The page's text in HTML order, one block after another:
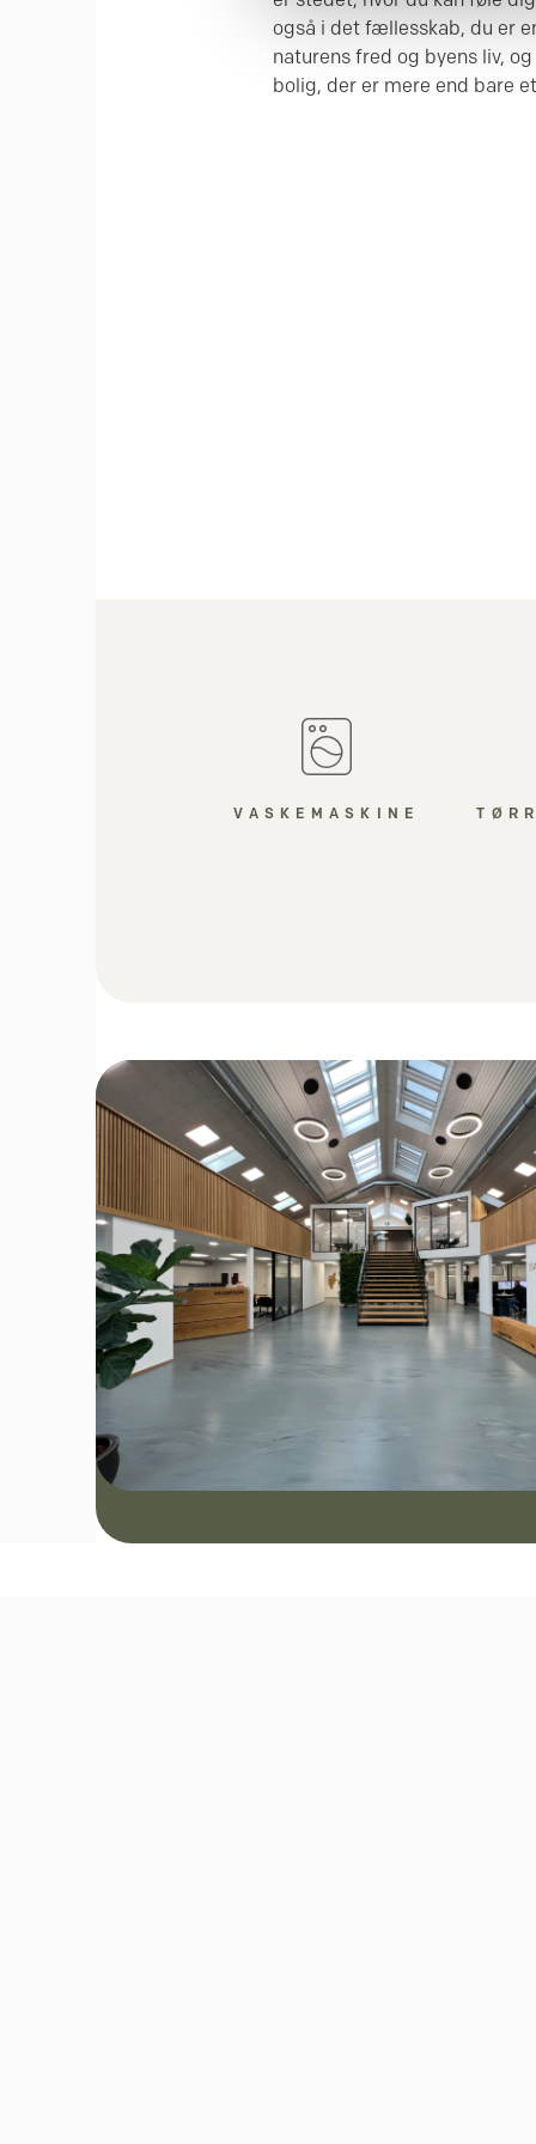
også i det fællesskab, du er
naturens fred og byens liv,
bolig, der er mere end bare
VASKEMASKINE